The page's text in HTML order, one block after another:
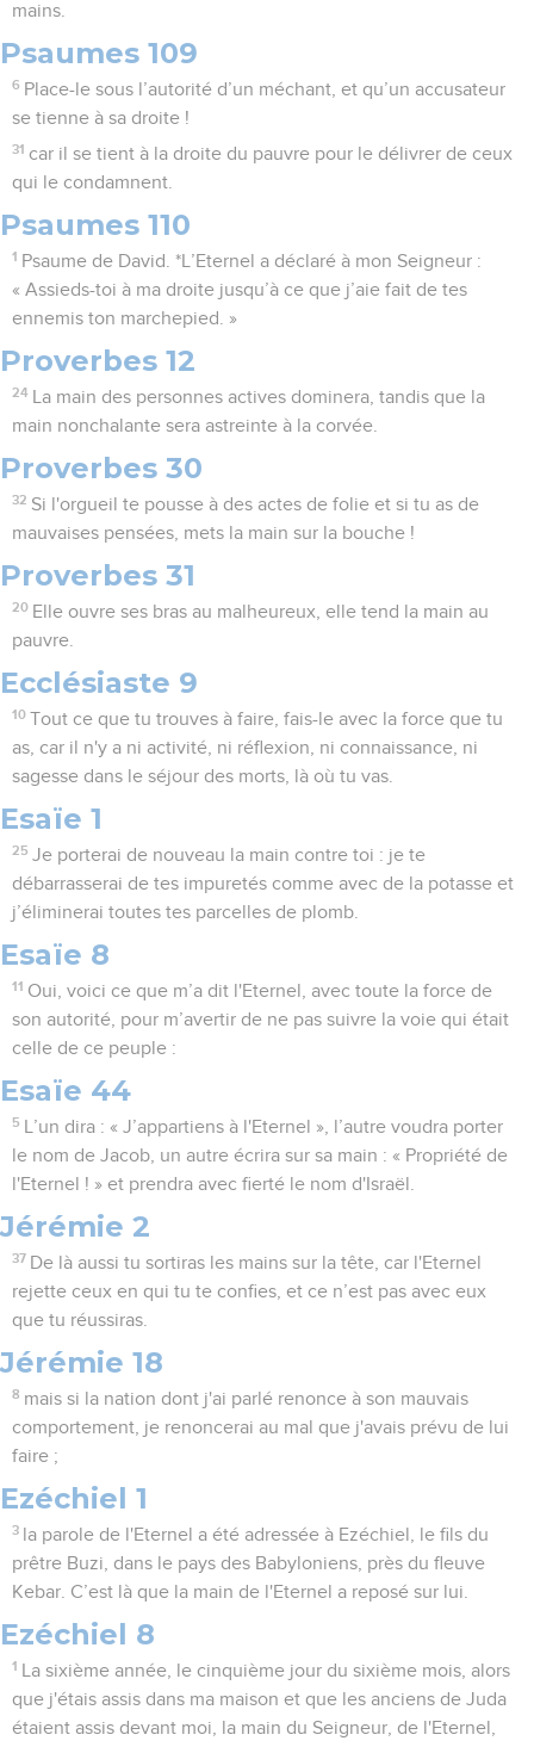
mains.
Psaumes 109
6 Place-le sous l’autorité d’un méchant, et qu’un accusateur
se tienne à sa droite !
31 car il se tient à la droite du pauvre pour le délivrer de ceux
qui le condamnent.
Psaumes 110
1 Psaume de David. *L’Eternel a déclaré à mon Seigneur :
« Assieds-toi à ma droite jusqu’à ce que j’aie fait de tes
ennemis ton marchepied. »
Proverbes 12
24
La main des personnes actives dominera, tandis que la
main nonchalante sera astreinte à la corvée.
Proverbes 30
32 Si l'orgueil te pousse à des actes de folie et si tu as de
mauvaises pensées, mets la main sur la bouche !
Proverbes 31
20 Elle ouvre ses bras au malheureux, elle tend la main au
pauvre.
Ecclésiaste 9
10 Tout ce que tu trouves à faire, fais-le avec la force que tu
as, car il n'y a ni activité, ni réflexion, ni connaissance, ni
sagesse dans le séjour des morts, là où tu vas.
Esaïe 1
25 Je porterai de nouveau la main contre toi : je te
débarrasserai de tes impuretés comme avec de la potasse et
j’éliminerai toutes tes parcelles de plomb.
Esaïe 8
11 Oui, voici ce que m’a dit l'Eternel, avec toute la force de
son autorité, pour m’avertir de ne pas suivre la voie qui était
celle de ce peuple :
Esaïe 44
5
L’un dira : « J’appartiens à l'Eternel », l’autre voudra porter
le nom de Jacob, un autre écrira sur sa main : « Propriété de
l'Eternel ! » et prendra avec fierté le nom d'Israël.
Jérémie 2
37 De là aussi tu sortiras les mains sur la tête, car l'Eternel
rejette ceux en qui tu te confies, et ce n’est pas avec eux
que tu réussiras.
Jérémie 18
8 mais si la nation dont j'ai parlé renonce à son mauvais
comportement, je renoncerai au mal que j'avais prévu de lui
faire ;
Ezéchiel 1
3
la parole de l'Eternel a été adressée à Ezéchiel, le fils du
prêtre Buzi, dans le pays des Babyloniens, près du fleuve
Kebar. C’est là que la main de l'Eternel a reposé sur lui.
Ezéchiel 8
1
La sixième année, le cinquième jour du sixième mois, alors
que j'étais assis dans ma maison et que les anciens de Juda
étaient assis devant moi, la main du Seigneur, de l'Eternel,